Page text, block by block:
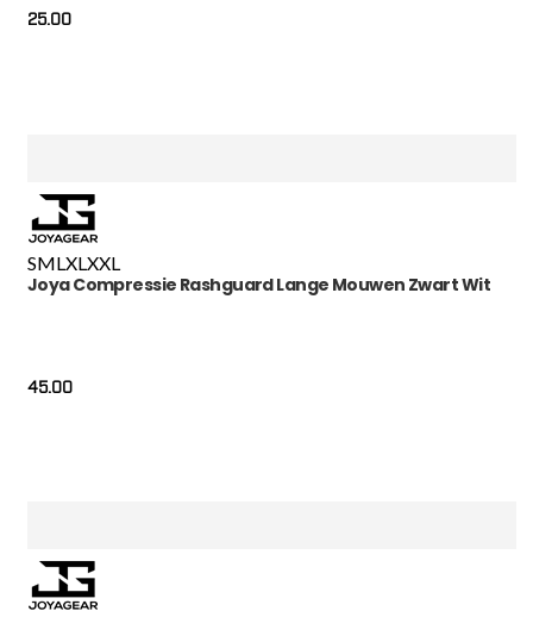
25.00
SMLXLXXL
Joya Compressie Rashguard Lange Mouwen Zwart Wit
45.00